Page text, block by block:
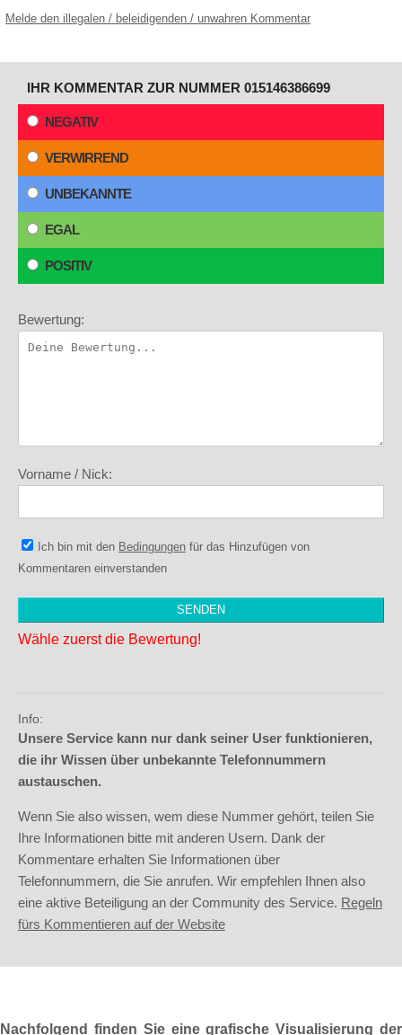
Melde den illegalen / beleidigenden / unwahren Kommentar
IHR KOMMENTAR ZUR NUMMER 015146386699
NEGATIV
VERWIRREND
UNBEKANNTE
EGAL
POSITIV
Bewertung:
Vorname / Nick:
Ich bin mit den Bedingungen für das Hinzufügen von
Kommentaren einverstanden
Wähle zuerst die Bewertung!
Info:
Unsere Service kann nur dank seiner User funktionieren,
die ihr Wissen über unbekannte Telefonnummern
austauschen.
Wenn Sie also wissen, wem diese Nummer gehört, teilen Sie
Ihre Informationen bitte mit anderen Usern. Dank der
Kommentare erhalten Sie Informationen über
Telefonnummern, die Sie anrufen. Wir empfehlen Ihnen also
eine aktive Beteiligung an der Community des Service. Regeln
fürs Kommentieren auf der Website
Nachfolgend finden Sie eine grafische Visualisierung der